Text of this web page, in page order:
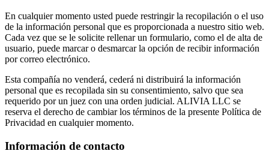
En cualquier momento usted puede restringir la recopilación o el uso
de la información personal que es proporcionada a nuestro sitio web.
Cada vez que se le solicite rellenar un formulario, como el de alta de
usuario, puede marcar o desmarcar la opción de recibir información
por correo electrónico.
Esta compañía no venderá, cederá ni distribuirá la información
personal que es recopilada sin su consentimiento, salvo que sea
requerido por un juez con una orden judicial. ALIVIA LLC se
reserva el derecho de cambiar los términos de la presente Política de
Privacidad en cualquier momento.
Información de contacto